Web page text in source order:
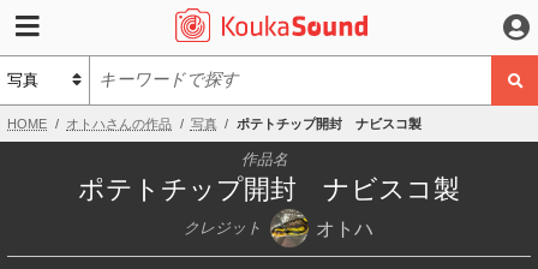
HOME オトハさんの作品 写真 ポテトチップ開封 ナビスコ製
作品名
ポテトチップ開封 ナビスコ製
クレジット オトハ